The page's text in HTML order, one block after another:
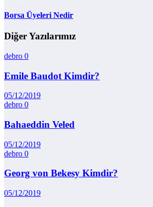
Borsa Üyeleri Nedir
Diğer Yazılarımız
debro 0
Emile Baudot Kimdir?
05/12/2019
debro 0
Bahaeddin Veled
05/12/2019
debro 0
Georg von Bekesy Kimdir?
05/12/2019